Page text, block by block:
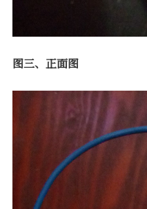
图三、正面图